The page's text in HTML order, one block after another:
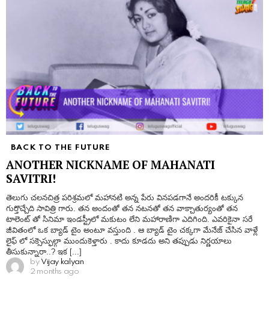
BACK TO THE FUTURE
ANOTHER NICKNAME OF MAHANATI
SAVITRI!
తెలుగు చలనచిత్ర పరిశ్రమలో మహానటి అన్న పేరు వినపడగానే అందరికీ టక్కున
గుర్తొచ్చేది సావిత్రి గారు. తన అందంతో తన నటనతో తన వాక్చాతుర్యంతో తన
టాలెంట్ తో సినిమా ఇండస్ట్రీలో మకుటం లేని మహారాణిగా ఎదిగింది. ఎవరికైనా సరే
జీవితంలో ఒక బ్యాడ్ టైం అంటూ వస్తుంది . ఆ బ్యాడ్ టైం చక్కగా మేనేజ్ చేసిన వాళ్లే
లైఫ్ లో సక్సెస్ఫుల్గా ముందుకెళ్తారు . కాదు కూడదు అని తప్పుడు నిర్ణయాలు
తీసుకున్నారా..? ఇక [...]
by Vijay kalyan
2 months ago